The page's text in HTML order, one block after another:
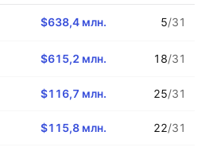
$638,4 млн. 5/31
$615,2 млн. 18/31
$116,7 млн. 25/31
$115,8 млн. 22/31